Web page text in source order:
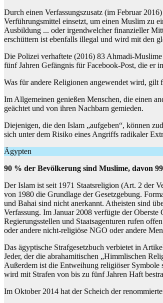
Durch einen Verfassungszusatz (im Februar
Verführungsmittel einsetzt, um einen Muslim zu
Ausbildung ... oder irgendwelcher finanzieller
erschüttern ist ebenfalls illegal und wird mit den
Die Polizei verhaftete (2016) 83 Ahmadi-
fünf Jahren Gefängnis für Facebook-Post, die er
Was für andere Religionen angewendet wird, gilt
Im Allgemeinen genießen Menschen, die einen
geächtet und von ihren Nachbarn gemieden.
Diejenigen, die den Islam „aufgeben“, können
sich unter dem Risiko eines Angriffs radikaler
Ägypten
90 % der Bevölkerung sind Muslime, davon
Der Islam ist seit 1971 Staatsreligion (Art. 2 der
von 1980 die Grundlage der Gesetzgebung.
und Bahai sind nicht anerkannt. Atheisten sind
Verfassung. Im Januar 2008 verfügte der
Regierungsstellen und Staatsagenturen rufen
oder andere nicht-religiöse NGO oder andere
Das ägyptische Strafgesetzbuch verbietet in
Jeder, der die abrahamitischen „Himmlischen
Außerdem ist die Entweihung religiöser
wird mit Strafen von bis zu fünf Jahren Haft
Im Oktober 2014 hat der Scheich der